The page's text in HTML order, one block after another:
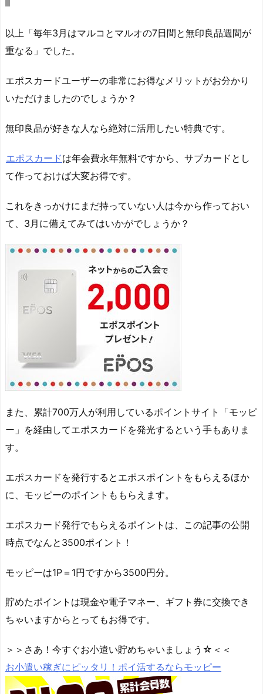
以上「毎年3月はマルコとマルオの7日間と無印良品週間が
重なる」でした。
エポスカードユーザーの非常にお得なメリットがお分かり
いただけましたのでしょうか？
無印良品が好きな人なら絶対に活用したい特典です。
エポスカードは年会費永年無料ですから、サブカードとし
て作っておけば大変お得です。
これをきっかけにまだ持っていない人は今から作っておい
て、3月に備えてみてはいかがでしょうか？
また、累計700万人が利用しているポイントサイト「モッピ
ー」を経由してエポスカードを発光するという手もありま
す。
エポスカードを発行するとエポスポイントをもらえるほか
に、モッピーのポイントももらえます。
エポスカード発行でもらえるポイントは、この記事の公開
時点でなんと3500ポイント！
モッピーは1P＝1円ですから3500円分。
貯めたポイントは現金や電子マネー、ギフト券に交換でき
ちゃいますからとってもお得です。
＞＞さあ！今すぐお小遣い貯めちゃいましょう☆＜＜
お小遣い稼ぎにピッタリ！ポイ活するならモッピー